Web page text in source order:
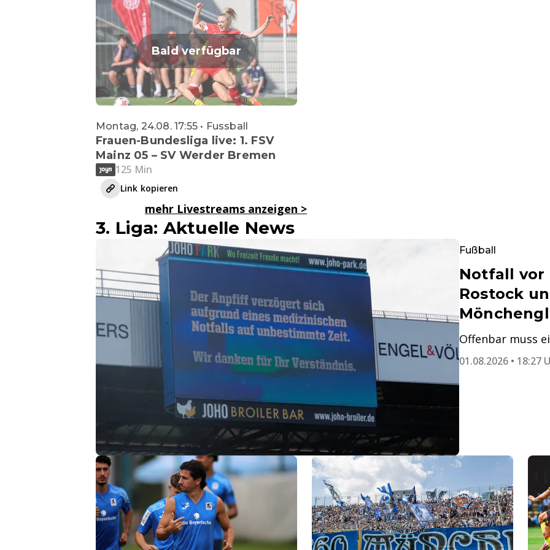
Bald verfügbar
Montag, 24.08. 17:55 • Fussball
Frauen-Bundesliga live: 1. FSV
Mainz 05 – SV Werder Bremen
125 Min
Link kopieren
mehr Livestreams anzeigen >
3. Liga: Aktuelle News
Fußball
Notfall vor
Rostock
Offenbar muss
01.08.2026 • 18:27